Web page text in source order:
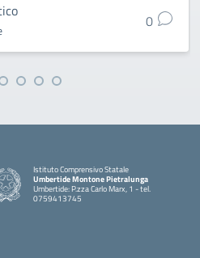
0
Istituto Comprensivo Statale
Umbertide Montone Pietralunga
Umbertide: P.zza Carlo Marx, 1 - tel.
0759413745